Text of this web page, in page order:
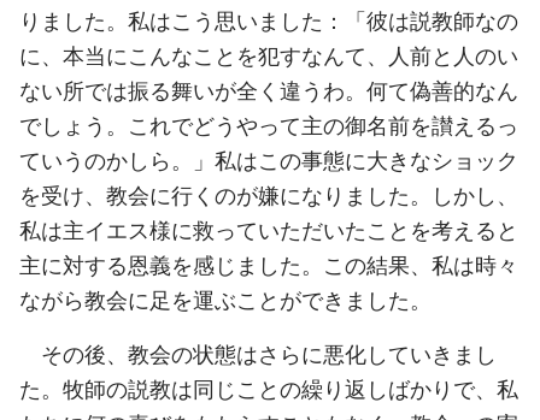
りました。私はこう思いました：「彼は説教師なの
に、本当にこんなことを犯すなんて、人前と人のい
ない所では振る舞いが全く違うわ。何て偽善的なん
でしょう。これでどうやって主の御名前を讃えるっ
ていうのかしら。」私はこの事態に大きなショック
を受け、教会に行くのが嫌になりました。しかし、
私は主イエス様に救っていただいたことを考えると
主に対する恩義を感じました。この結果、私は時々
ながら教会に足を運ぶことができました。
その後、教会の状態はさらに悪化していきまし
た。牧師の説教は同じことの繰り返しばかりで、私